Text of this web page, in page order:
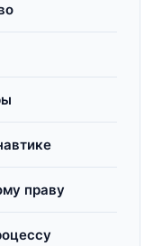
праву